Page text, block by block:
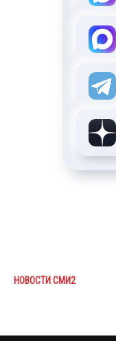
НОВОСТИ СМИ2